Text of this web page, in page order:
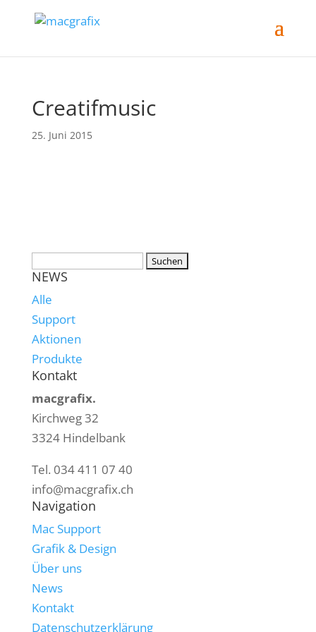
Creatifmusic
25. Juni 2015
NEWS
Alle
Support
Aktionen
Produkte
Kontakt
macgrafix.
Kirchweg 32
3324 Hindelbank
Tel. 034 411 07 40
info@macgrafix.ch
Navigation
Mac Support
Grafik & Design
Über uns
News
Kontakt
Datenschutzerklärung